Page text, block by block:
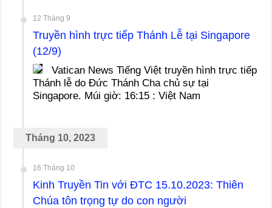
12 Tháng 9
Truyền hình trực tiếp Thánh Lễ tại Singapore
(12/9)
Vatican News Tiếng Việt truyền hình trực tiếp
Thánh lễ do Đức Thánh Cha chủ sự tại
Singapore. Múi giờ: 16:15 : Việt Nam
Tháng 10, 2023
16 Tháng 10
Kinh Truyền Tin với ĐTC 15.10.2023: Thiên
Chúa tôn trọng tự do con người